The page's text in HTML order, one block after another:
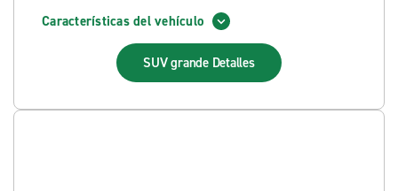
Características del vehículo
SUV grande Detalles